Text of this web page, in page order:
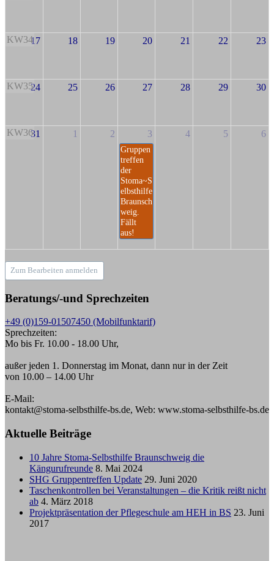
KW3417 18 19 20 21 22 23
KW3524 25 26 27 28 29 30
KW3631 1 2 3
Gruppen
treffen
der
Stoma~S
elbsthilfe
Braunsch
weig.
Fällt
aus!
4 5 6
Zum Bearbeiten anmelden
Beratungs/-und Sprechzeiten
+49 (0)159-01507450 (Mobilfunktarif)
Sprechzeiten:
Mo bis Fr. 10.00 - 18.00 Uhr,
außer jeden 1. Donnerstag im Monat, dann nur in der Zeit
von 10.00 – 14.00 Uhr
E-Mail:
kontakt@stoma-selbsthilfe-bs.de, Web: www.stoma-selbsthilfe-bs.de
Aktuelle Beiträge
10 Jahre Stoma-Selbsthilfe Braunschweig die
Kängurufreunde 8. Mai 2024
SHG Gruppentreffen Update 29. Juni 2020
Taschenkontrollen bei Veranstaltungen – die Kritik reißt nicht
ab 4. März 2018
Projektpräsentation der Pflegeschule am HEH in BS 23. Juni
2017